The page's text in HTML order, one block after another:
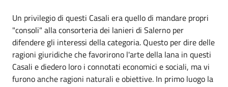
Un privilegio di questi Casali era quello di mandare propri
"consoli" alla consorteria dei lanieri di Salerno per
difendere gli interessi della categoria. Questo per dire delle
ragioni giuridiche che favorirono l'arte della lana in questi
Casali e diedero loro i connotati economici e sociali, ma vi
furono anche ragioni naturali e obiettive. In primo luogo la